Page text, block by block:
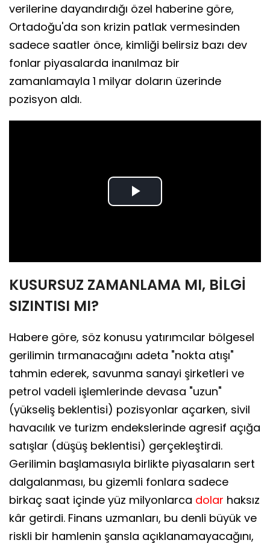
verilerine dayandırdığı özel haberine göre,
Ortadoğu'da son krizin patlak vermesinden
sadece saatler önce, kimliği belirsiz bazı dev
fonlar piyasalarda inanılmaz bir
zamanlamayla 1 milyar doların üzerinde
pozisyon aldı.
Play
KUSURSUZ ZAMANLAMA MI, BİLGİ
SIZINTISI MI?
Habere göre, söz konusu yatırımcılar bölgesel
gerilimin tırmanacağını adeta "nokta atışı"
tahmin ederek, savunma sanayi şirketleri ve
petrol vadeli işlemlerinde devasa "uzun"
(yükseliş beklentisi) pozisyonlar açarken, sivil
havacılık ve turizm endekslerinde agresif açığa
satışlar (düşüş beklentisi) gerçekleştirdi.
Gerilimin başlamasıyla birlikte piyasaların sert
dalgalanması, bu gizemli fonlara sadece
birkaç saat içinde yüz milyonlarca dolar haksız
kâr getirdi. Finans uzmanları, bu denli büyük ve
riskli bir hamlenin şansla açıklanamayacağını,